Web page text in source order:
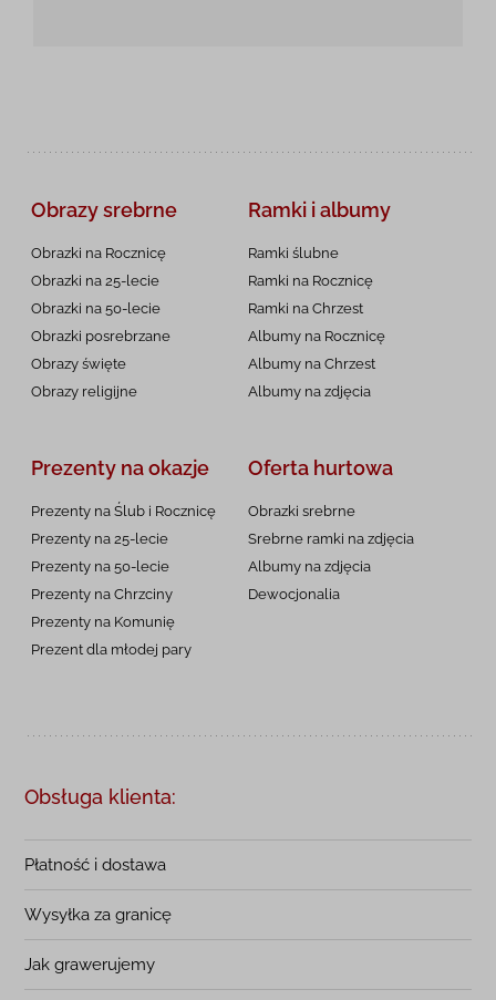
Obrazy srebrne
Obrazki na Rocznicę
Obrazki na 25-lecie
Obrazki na 50-lecie
Obrazki posrebrzane
Obrazy święte
Obrazy religijne
Ramki i albumy
Ramki ślubne
Ramki na Rocznicę
Ramki na Chrzest
Albumy na Rocznicę
Albumy na Chrzest
Albumy na zdjęcia
Prezenty na okazje
Prezenty na Ślub i Rocznicę
Prezenty na 25-lecie
Prezenty na 50-lecie
Prezenty na Chrzciny
Prezenty na Komunię
Prezent dla młodej pary
Oferta hurtowa
Obrazki srebrne
Srebrne ramki na zdjęcia
Albumy na zdjęcia
Dewocjonalia
Obsługa klienta:
Płatność i dostawa
Wysyłka za granicę
Jak grawerujemy